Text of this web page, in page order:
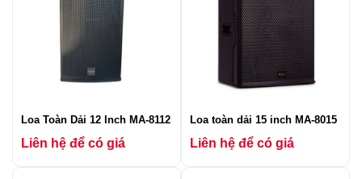
Loa Toàn Dải 12 Inch MA-8112
Liên hệ để có giá
Loa toàn dải 15 inch MA-8015
Liên hệ để có giá